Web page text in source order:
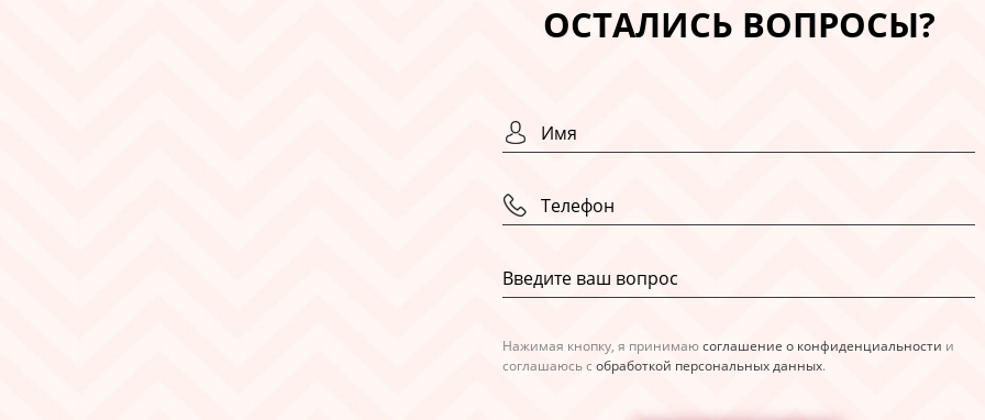
ОСТАЛИСЬ ВОПРОСЫ?
Нажимая кнопку, я принимаюсоглашение о конфиденциальности и
соглашаюсь с обработкой персональных данных.